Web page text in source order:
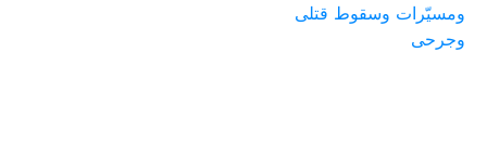
ومسيّرات وسقوط قتلى
وجرحى